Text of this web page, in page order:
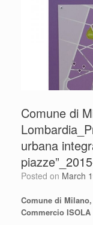
Comune di
urbana
Posted on March
Comune di
Commercio ISOLA